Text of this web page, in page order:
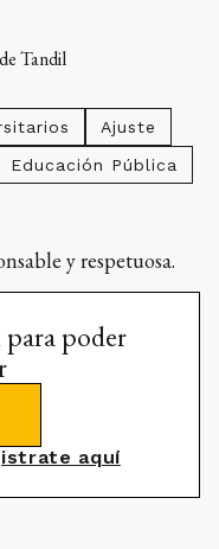
Tandil
Ajuste
Educación Pública
y respetuosa.
poder
aquí